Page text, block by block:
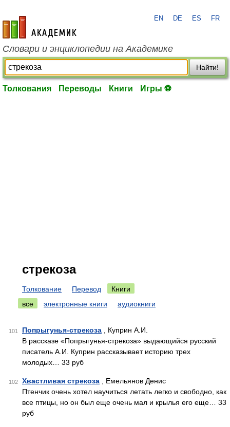
academic.ru
EN DE ES FR
Словари и энциклопедии на Академике
Найти!
Толкования Переводы Книги Игры ⚽
стрекоза
Толкование Перевод
Книги
все
электронные книги аудиокниги
101 Попрыгунья-стрекоза , Куприн А.И.
В рассказе «Попрыгунья-стрекоза» выдающийся русский
писатель А.И. Куприн рассказывает историю трех
молодых… 33 руб
102 Хвастливая стрекоза , Емельянов Денис
Птенчик очень хотел научиться летать легко и свободно, как
все птицы, но он был еще очень мал и крылья его еще… 33
руб